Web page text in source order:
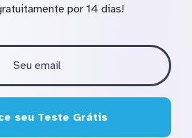
por 14 dias!
seu Teste Grátis